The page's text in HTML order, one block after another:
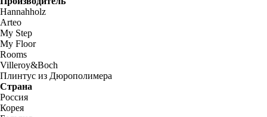
Hannahholz
Arteo
My Step
My Floor
Rooms
Villeroy&Boch
Плинтус из Дюрополимера
Страна
Россия
Корея